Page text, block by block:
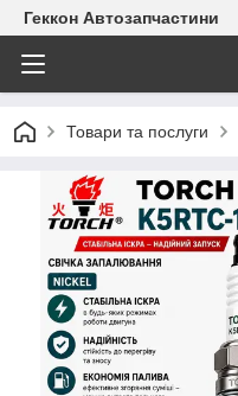
Геккон Автозапчастини
Товари та послуги